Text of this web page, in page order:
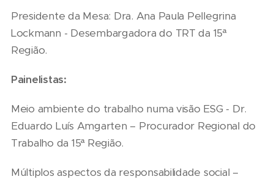
Presidente da Mesa: Dra. Ana Paula Pellegrina
Lockmann - Desembargadora do TRT da 15ª
Região.
Painelistas:
Meio ambiente do trabalho numa visão ESG - Dr.
Eduardo Luís Amgarten – Procurador Regional do
Trabalho da 15ª Região.
Múltiplos aspectos da responsabilidade social –